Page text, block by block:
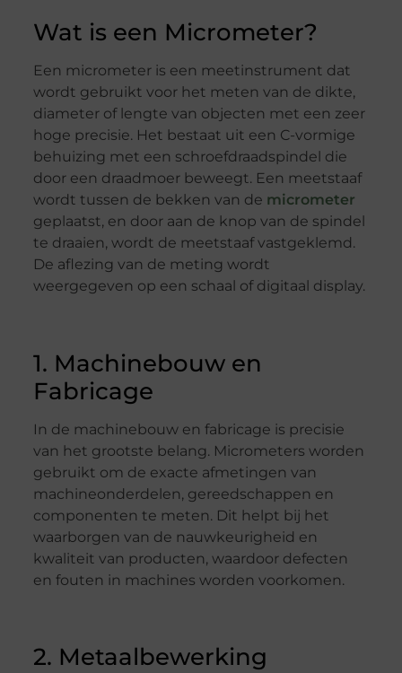
Wat is een Micrometer?
Een micrometer is een meetinstrument dat
wordt gebruikt voor het meten van de dikte,
diameter of lengte van objecten met een zeer
hoge precisie. Het bestaat uit een C-vormige
behuizing met een schroefdraadspindel die
door een draadmoer beweegt. Een meetstaaf
wordt tussen de bekken van de micrometer
geplaatst, en door aan de knop van de spindel
te draaien, wordt de meetstaaf vastgeklemd.
De aflezing van de meting wordt
weergegeven op een schaal of digitaal display.
1. Machinebouw en
Fabricage
In de machinebouw en fabricage is precisie
van het grootste belang. Micrometers worden
gebruikt om de exacte afmetingen van
machineonderdelen, gereedschappen en
componenten te meten. Dit helpt bij het
waarborgen van de nauwkeurigheid en
kwaliteit van producten, waardoor defecten
en fouten in machines worden voorkomen.
2. Metaalbewerking